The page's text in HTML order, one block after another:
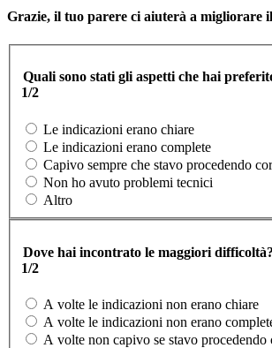
Grazie, il tuo parere ci aiuterà a migliorare
Quali sono stati gli aspetti che hai
1/2
Le indicazioni erano chiare
Le indicazioni erano complete
Capivo sempre che stavo procedendo
Non ho avuto problemi tecnici
Altro
Dove hai incontrato le maggiori difficoltà?
1/2
A volte le indicazioni non erano chiare
A volte le indicazioni non erano
A volte non capivo se stavo procedendo